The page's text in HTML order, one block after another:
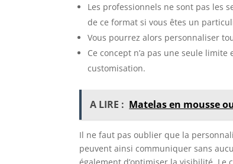
Les professionnels ne sont pas les
de ce format si vous êtes un
Vous pourrez alors personnaliser
Ce concept n’a pas une seule
customisation.
A LIRE : Matelas en mousse
Il ne faut pas oublier que la
peuvent ainsi communiquer sans